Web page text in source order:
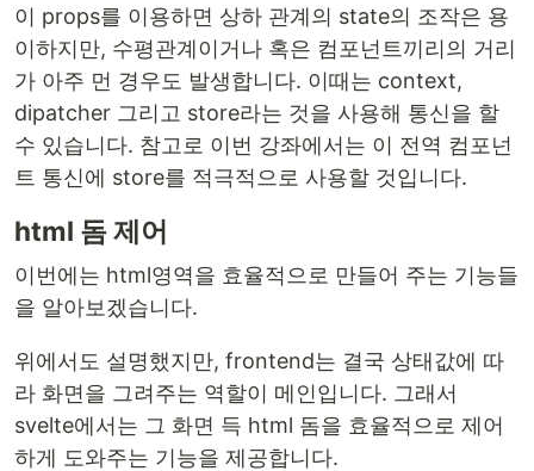
이 props를 이용하면 상하 관계의 state의 조작은 용
이하지만, 수평관계이거나 혹은 컴포넌트끼리의 거리
가 아주 먼 경우도 발생합니다. 이때는 context,
dipatcher 그리고 store라는 것을 사용해 통신을 할
수 있습니다. 참고로 이번 강좌에서는 이 전역 컴포넌
트 통신에 store를 적극적으로 사용할 것입니다.
html 돔 제어
이번에는 html영역을 효율적으로 만들어 주는 기능들
을 알아보겠습니다.
위에서도 설명했지만, frontend는 결국 상태값에 따
라 화면을 그려주는 역할이 메인입니다. 그래서
svelte에서는 그 화면 득 html 돔을 효율적으로 제어
하게 도와주는 기능을 제공합니다.